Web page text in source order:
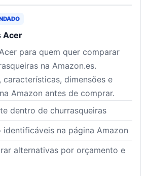
Acer
para quem quer comparar
na Amazon.es.
características, dimensões e
Amazon antes de comprar.
dentro de churrasqueiras
identificáveis na página Amazon
alternativas por orçamento e